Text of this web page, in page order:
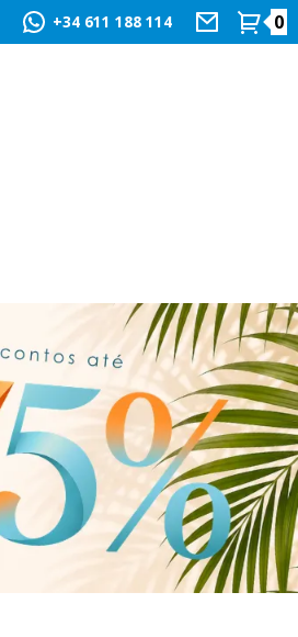
+34 611 188 114 0